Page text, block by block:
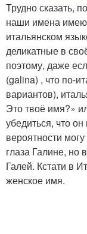
Трудно сказать,
наши имена
итальянском
деликатные в
поэтому, даже
(galina) , что по-
вариантов),
Это твоё имя?»
убедиться, что
вероятности
глаза Галине, но
Галей. Кстати в
женское имя.